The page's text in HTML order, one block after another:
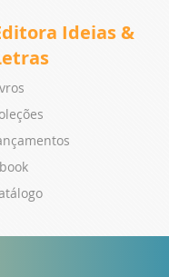
Ideias &